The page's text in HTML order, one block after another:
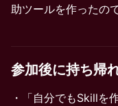
助ツールを作ったの
参加後に持ち帰
・「自分でもSkillを